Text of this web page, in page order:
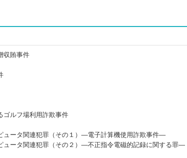
収賄事件
ゴルフ場利用詐欺事件
ュータ関連犯罪（その１）―電子計算機使用詐欺事件―
ュータ関連犯罪（その２）―不正指令電磁的記録に関する罪―